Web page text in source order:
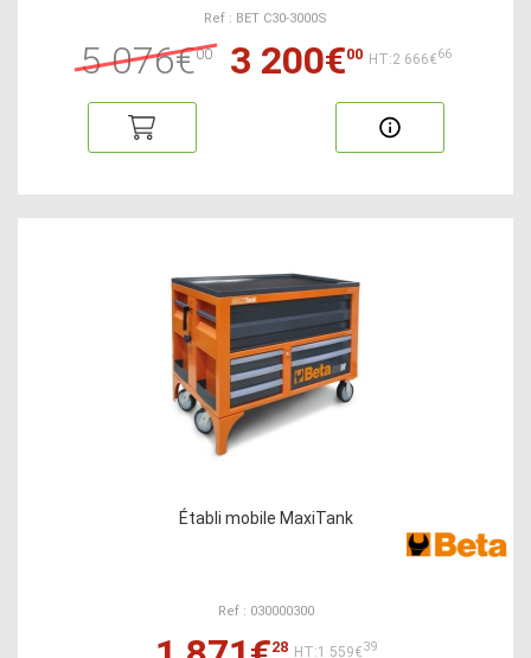
Ref : BET C30-3000S
5 076€00 3 200€00 HT:2 666€66
Établi mobile MaxiTank
Ref : 030000300
28 HT:1 559€39